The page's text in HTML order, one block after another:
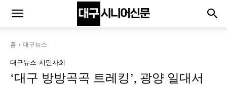
홈 대구뉴스
대구뉴스 시민사회
‘대구 방방곡곡 트레킹’, 광양 일대서